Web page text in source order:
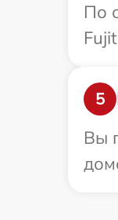
По
5
Вы